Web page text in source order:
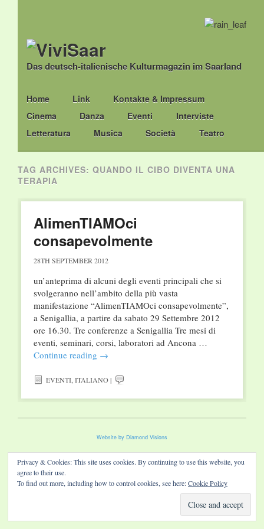
Das deutsch-italienische Kulturmagazin im Saarland
Main menu
Skip
to
content
Home Link
Kontakte & Impressum
Cinema
Danza Eventi
Interviste
Letteratura
Musica Società Teatro
TAG ARCHIVES: QUANDO IL CIBO DIVENTA UNA
TERAPIA
AlimenTIAMOci
consapevolmente
28TH SEPTEMBER 2012
un’anteprima di alcuni degli eventi principali che si
svolgeranno nell’ambito della più vasta
manifestazione “AlimenTIAMOci consapevolmente”,
a Senigallia, a partire da sabato 29 Settembre 2012
ore 16.30. Tre conferenze a Senigallia Tre mesi di
eventi, seminari, corsi, laboratori ad Ancona …
Continue reading →
EVENTI,ITALIANO|
Website by Diamond Visions
Privacy & Cookies: This site uses cookies. By continuing to use this website, you
agree to their use.
To find out more, including how to control cookies, see here:Cookie Policy